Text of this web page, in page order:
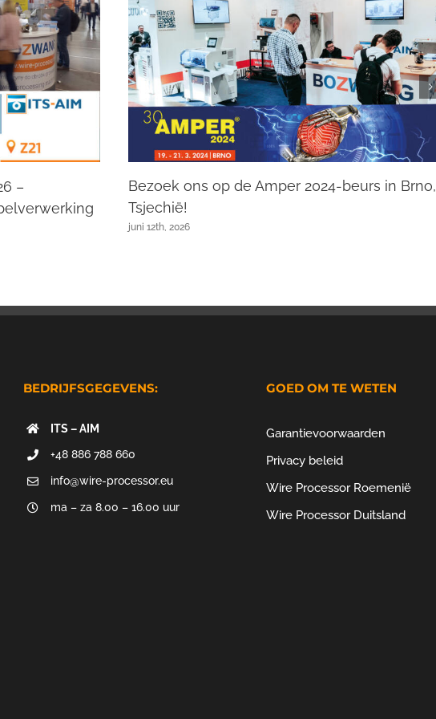
–
Bezoek ons op de Amper 2024-beurs in Brno,
Tsjechië!
juni 12th, 2026
BEDRIJFSGEGEVENS:
ITS – AIM
+48 886 788 660
info@wire-processor.eu
ma – za 8.00 – 16.00 uur
GOED OM TE WETEN
Garantievoorwaarden
Privacy beleid
Wire Processor Roemenië
Wire Processor Duitsland